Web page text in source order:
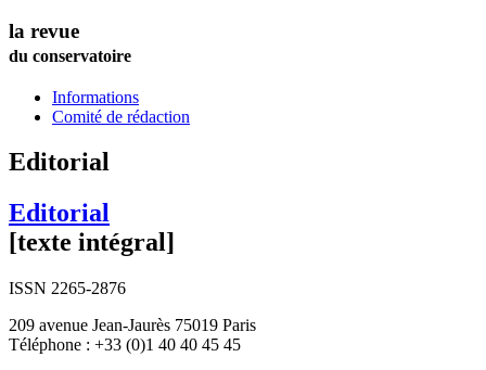
la revue
du conservatoire
Informations
Comité de rédaction
Editorial
Editorial
[texte intégral]
ISSN 2265-2876
209 avenue Jean-Jaurès 75019 Paris
Téléphone : +33 (0)1 40 40 45 45